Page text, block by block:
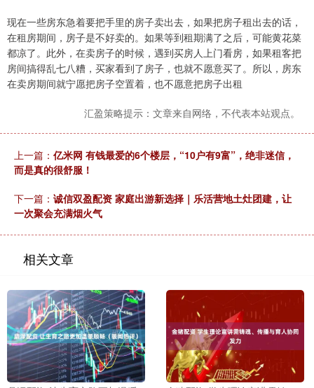
现在一些房东急着要把手里的房子卖出去，如果把房子租出去的话，
在租房期间，房子是不好卖的。如果等到租期满了之后，可能黄花菜
都凉了。此外，在卖房子的时候，遇到买房人上门看房，如果租客把
房间搞得乱七八糟，买家看到了房子，也就不愿意买了。所以，房东
在卖房期间就宁愿把房子空置着，也不愿意把房子出租
汇盈策略提示：文章来自网络，不代表本站观点。
上一篇： 亿米网 有钱最爱的6个楼层，“10户有9富”，绝非迷信，
而是真的很舒服！
下一篇： 诚信双盈配资 家庭出游新选择｜乐活营地土灶团建，让
一次聚会充满烟火气
相关文章